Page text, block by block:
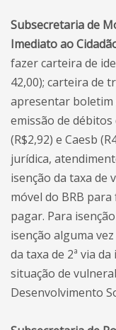
Subsecretaria de
Imediato ao
fazer carteira de
42,00); carteira de
apresentar boletim
emissão de débitos
(R$2,92) e Caesb
jurídica,
isenção da taxa de
móvel do BRB
pagar. Para
isenção alguma
da taxa de 2ª via
situação de
Desenvolvimento